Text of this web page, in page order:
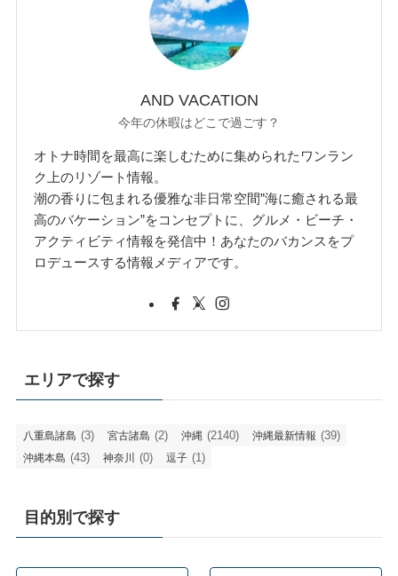
AND VACATION
今年の休暇はどこで過ごす？
オトナ時間を最高に楽しむために集められたワンラン
ク上のリゾート情報。
潮の香りに包まれる優雅な非日常空間”海に癒される最
高のバケーション”をコンセプトに、グルメ・ビーチ・
アクティビティ情報を発信中！あなたのバカンスをプ
ロデュースする情報メディアです。
エリアで探す
八重島諸島 (3) 宮古諸島 (2) 沖縄 (2140) 沖縄最新情報 (39)
沖縄本島 (43) 神奈川 (0) 逗子 (1)
目的別で探す